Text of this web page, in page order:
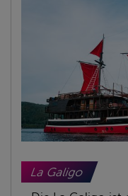
La Galigo